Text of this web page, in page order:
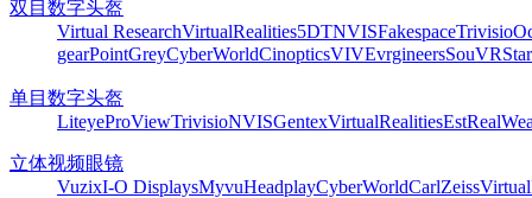
双目数字头盔
Virtual ResearchVirtualRealities5DTNVISFakespaceTrivisio
gearPointGreyCyberWorldCinopticsVIVEvrgineersSouVR
单目数字头盔
LiteyeProViewTrivisioNVISGentexVirtualRealitiesEst
立体视频眼镜
VuzixI-O DisplaysMyvuHeadplayCyberWorldCarlZeiss